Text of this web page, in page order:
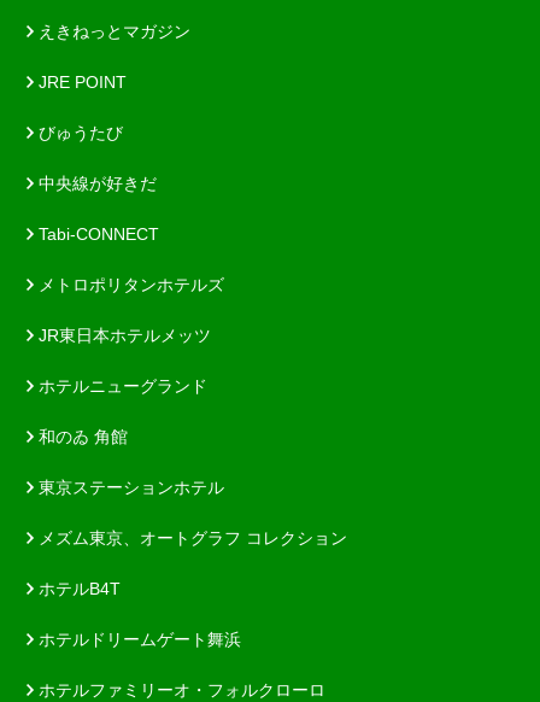
えきねっとマガジン
JRE POINT
びゅうたび
中央線が好きだ
Tabi-CONNECT
メトロポリタンホテルズ
JR東日本ホテルメッツ
ホテルニューグランド
和のゐ 角館
東京ステーションホテル
メズム東京、オートグラフ コレクション
ホテルB4T
ホテルドリームゲート舞浜
ホテルファミリーオ・フォルクローロ